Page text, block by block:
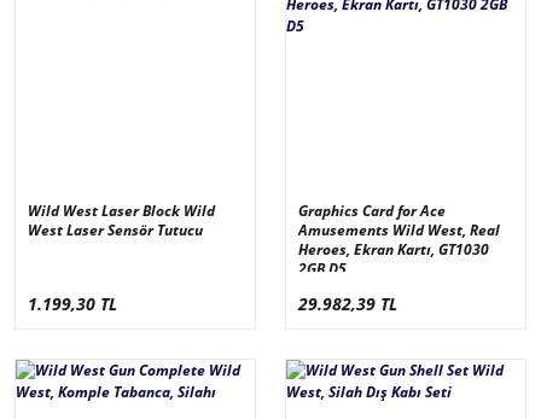
Wild West Laser Block Wild
West Laser Sensör Tutucu
1.199,30 TL
Graphics Card for Ace
Amusements Wild West, Real
Heroes, Ekran Kartı, GT1030
2GB D5
29.982,39 TL